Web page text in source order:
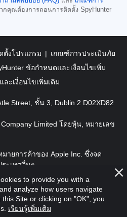
กคุณต้องการถอนการติดตั้ง SpyHunter
ตั้งโปรแกรม
เกณฑ์การประเมินภัย
ข้อกำหนดและเงื่อนไขเพิ่ม
ะเงื่อนไขเพิ่มเติม
Street, ชั้น 3, Dublin 2 D02XD82
Limited โดยหุ้น, หมายเลข
มายการค้าของ Apple Inc. ซึ่งจด
ะเทศอื่นๆ
Ltd. สงวนลิขสิทธิ์
to provide you with a
analyze how users navigate
Site or clicking on "OK", you
เรียนรู้เพิ่มเติม